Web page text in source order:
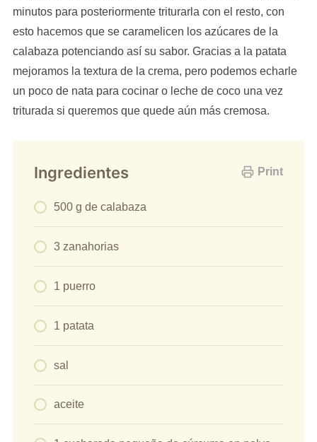
minutos para posteriormente triturarla con el resto, con
esto hacemos que se caramelicen los azúcares de la
calabaza potenciando así su sabor. Gracias a la patata
mejoramos la textura de la crema, pero podemos echarle
un poco de nata para cocinar o leche de coco una vez
triturada si queremos que quede aún más cremosa.
Print
Ingredientes
500 g de calabaza
3 zanahorias
1 puerro
1 patata
sal
aceite